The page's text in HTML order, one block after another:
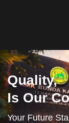
Quality,
Is Our
Your Future